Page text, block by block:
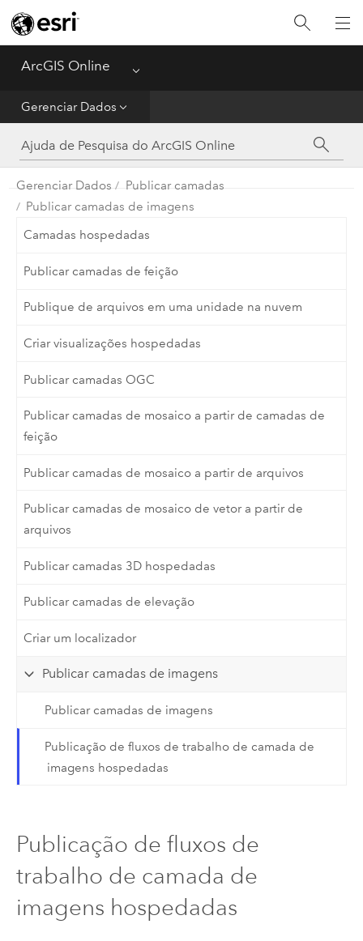
ArcGIS Online Menu
Gerenciar Dados
Guia de Introdução
Criar
Analisar
Compartilhar
Gerenciar Dados
Administrador
Referência
Gerenciar Dados
Publicar camadas
Publicar camadas de imagens
Camadas hospedadas
Publicar camadas de feição
Publique de arquivos em uma unidade na nuvem
Criar visualizações hospedadas
Publicar camadas OGC
Publicar camadas de mosaico a partir de camadas de
feição
Publicar camadas de mosaico a partir de arquivos
Publicar camadas de mosaico de vetor a partir de
arquivos
Publicar camadas 3D hospedadas
Publicar camadas de elevação
Criar um localizador
Publicar camadas de imagens
Publicar camadas de imagens
Publicação de fluxos de trabalho de camada de
imagens hospedadas
Publicação de fluxos de
trabalho de camada de
imagens hospedadas